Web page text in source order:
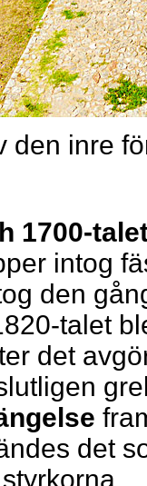
den inre
1700-
intog
den
talet
det
det